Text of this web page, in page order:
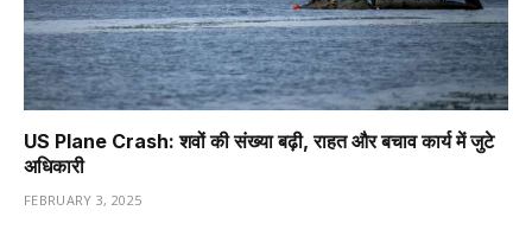
US Plane Crash: शवों की संख्या बढ़ी, राहत और बचाव कार्य में जुटे
अधिकारी
FEBRUARY 3, 2025